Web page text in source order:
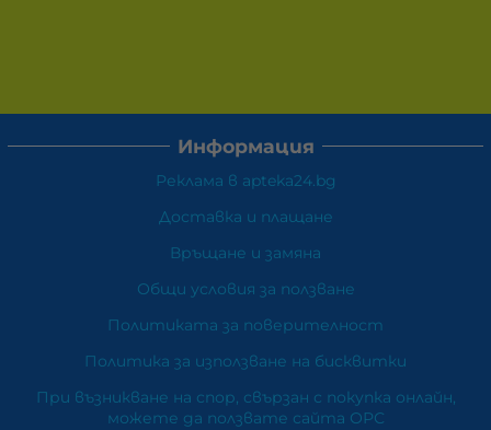
Информация
Реклама в apteka24.bg
Доставка и плащане
Връщане и замяна
Общи условия за ползване
Политиката за поверителност
Политика за използване на бисквитки
При възникване на спор, свързан с покупка онлайн,
можете да ползвате сайта ОРС